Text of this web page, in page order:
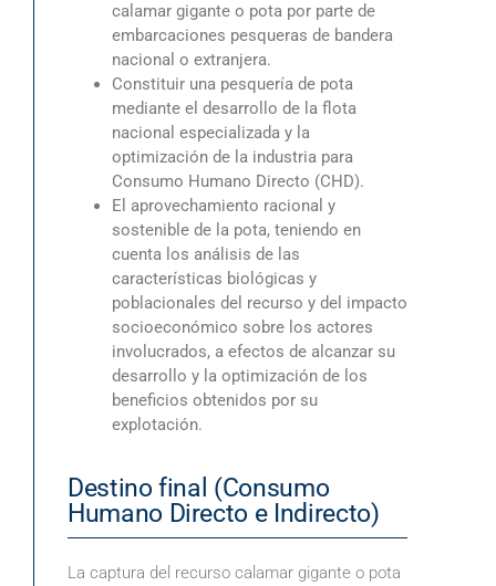
calamar gigante o pota por parte de
embarcaciones pesqueras de bandera
nacional o extranjera.
Constituir una pesquería de pota
mediante el desarrollo de la flota
nacional especializada y la
optimización de la industria para
Consumo Humano Directo (CHD).
El aprovechamiento racional y
sostenible de la pota, teniendo en
cuenta los análisis de las
características biológicas y
poblacionales del recurso y del impacto
socioeconómico sobre los actores
involucrados, a efectos de alcanzar su
desarrollo y la optimización de los
beneficios obtenidos por su
explotación.
Destino final (Consumo
Humano Directo e Indirecto)
La captura del recurso calamar gigante o pota